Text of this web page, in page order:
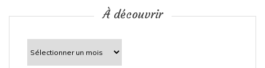
c
À découvrir
découvrir